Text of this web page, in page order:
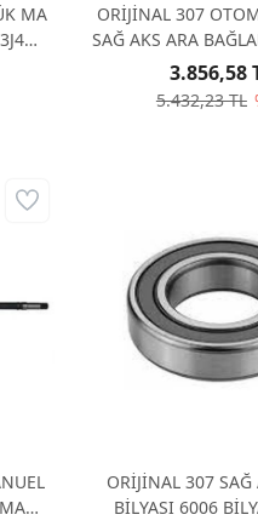
MA
ORİJİNAL 307
SAĞ AKS ARA
322404
5.432,23 TL
3.856,58
ORİJİNAL 307 SAĞ
BİLYASI 6006